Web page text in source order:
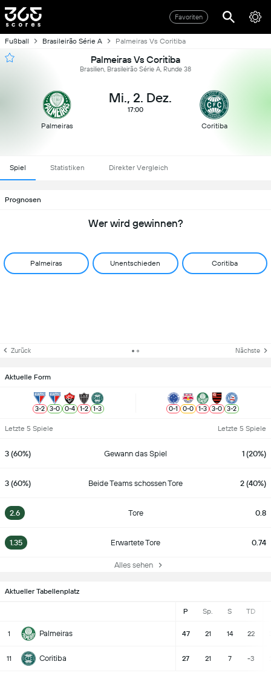
Favoriten
Fußball Brasileirão Série A Palmeiras Vs Coritiba
Palmeiras Vs Coritiba
Brasilien, Brasileirão Série A, Runde 38
Palmeiras
Mi., 2. Dez.
17:00
Coritiba
Spiel Statistiken Direkter Vergleich
Prognosen
Wer wird gewinnen?
Palmeiras Unentschieden Coritiba
Zurück Nächste
Aktuelle Form
3-2 3-0 0-4 1-2 1-3 0-1 0-0 1-3 3-0 3-2
Letzte 5 Spiele Letzte 5 Spiele
3 (60%) Gewann das Spiel 1 (20%)
3 (60%) Beide Teams schossen Tore 2 (40%)
2.6 Tore 0.8
1.35 Erwartete Tore 0.74
Alles sehen
Aktueller Tabellenplatz
P Sp. S TD
1 Palmeiras 47 21 14 22
11 Coritiba 27 21 7 -3